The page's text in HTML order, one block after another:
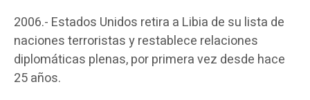
2006.- Estados Unidos retira a Libia de su lista de
naciones terroristas y restablece relaciones
diplomáticas plenas, por primera vez desde hace
25 años.